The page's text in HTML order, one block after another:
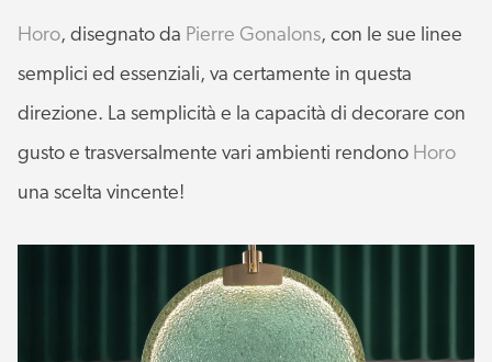
Horo, disegnato da Pierre Gonalons, con le sue linee
semplici ed essenziali, va certamente in questa
direzione. La semplicità e la capacità di decorare con
gusto e trasversalmente vari ambienti rendono Horo
una scelta vincente!